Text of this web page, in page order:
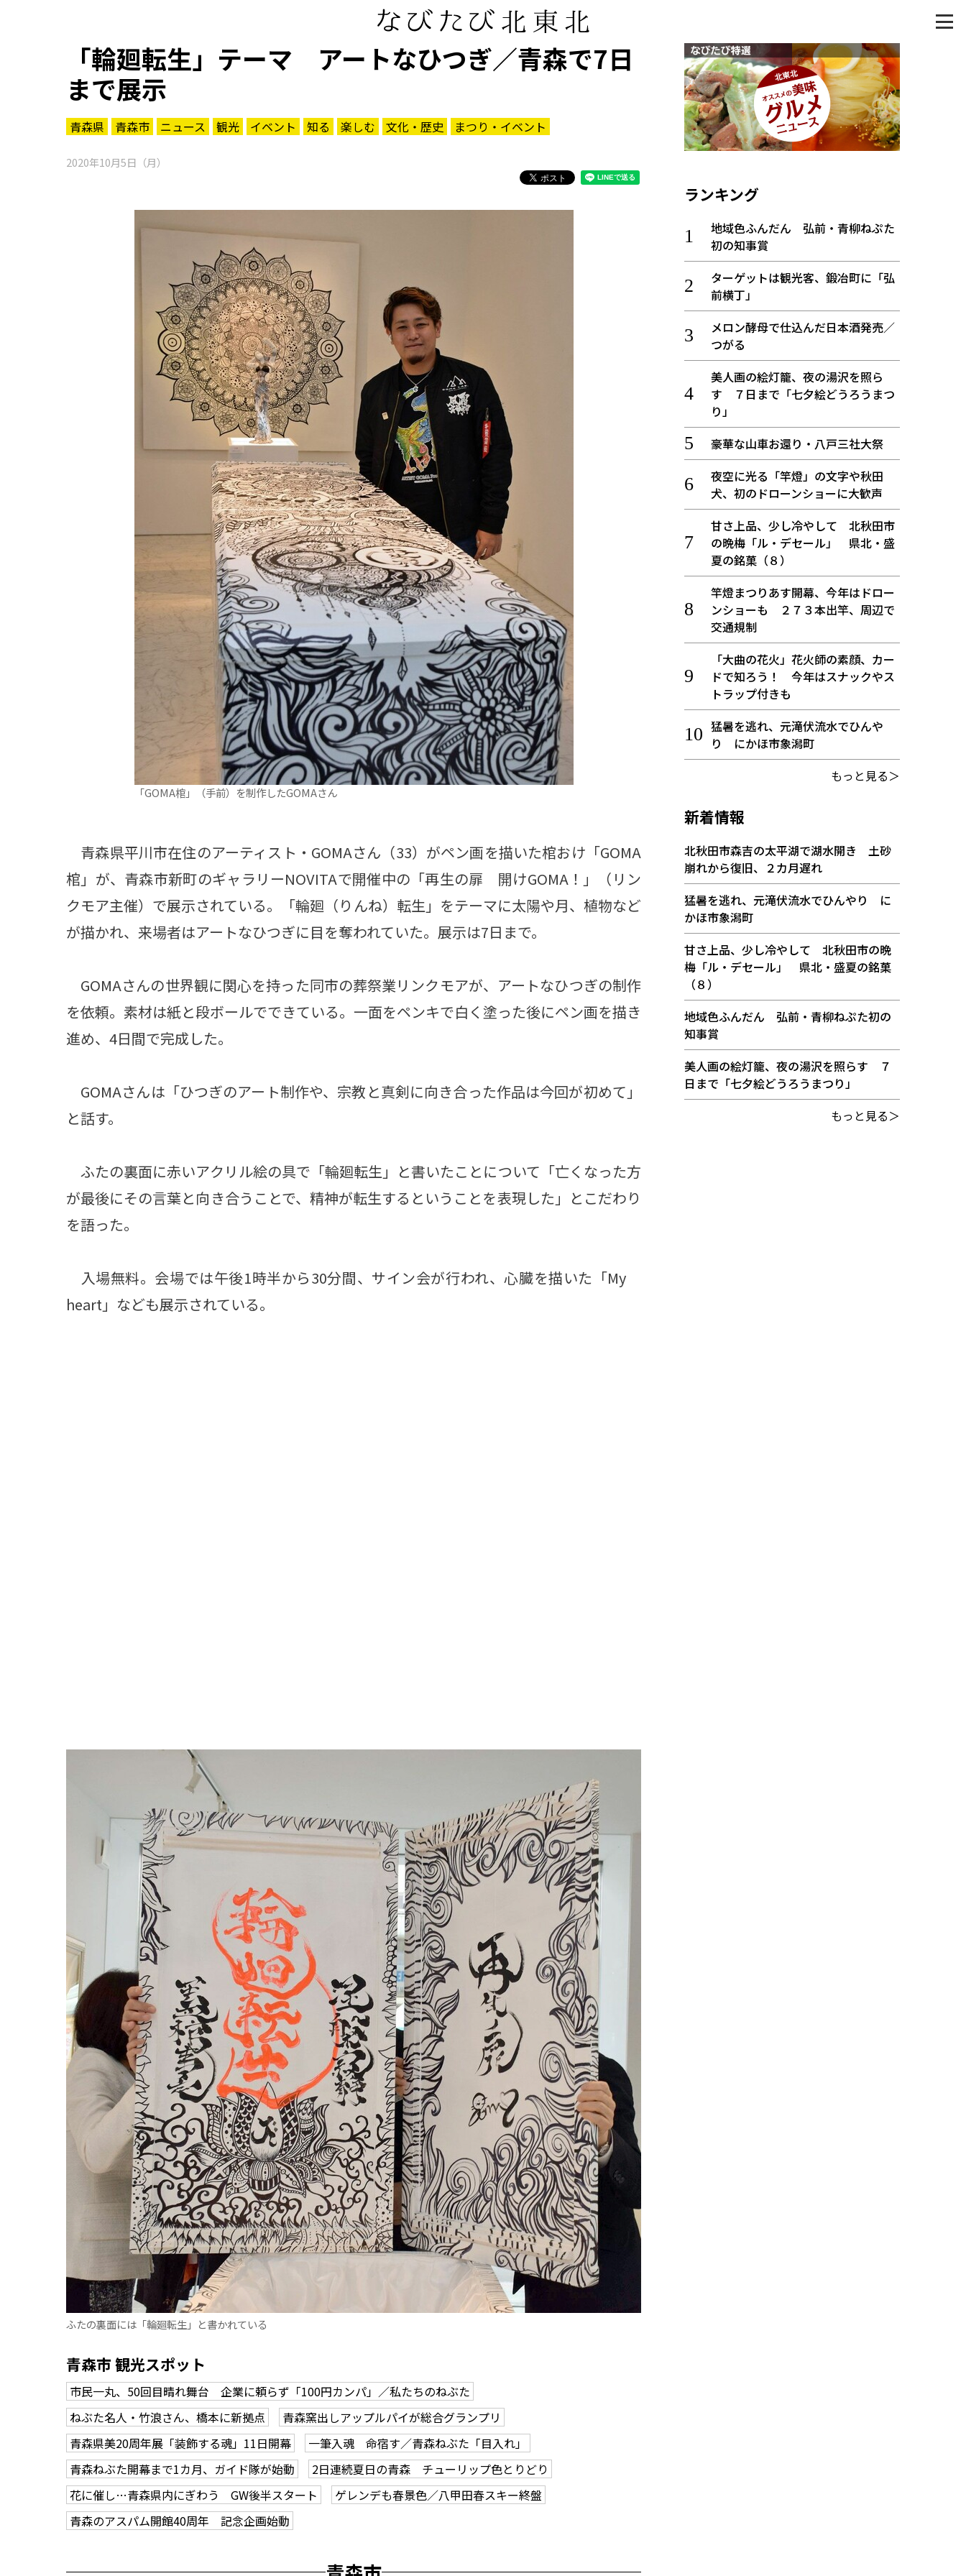
「輪廻転生」テーマ アートなひつぎ／青森で7日
まで展示
青森県 青森市 ニュース 観光 イベント 知る 楽しむ 文化・歴史 まつり・イベント
2020年10月5日（月）
「GOMA棺」（手前）を制作したGOMAさん
青森県平川市在住のアーティスト・GOMAさん（33）がペン画を描いた棺おけ「GOMA
棺」が、青森市新町のギャラリーNOVITAで開催中の「再生の扉 開けGOMA！」（リン
クモア主催）で展示されている。「輪廻（りんね）転生」をテーマに太陽や月、植物など
が描かれ、来場者はアートなひつぎに目を奪われていた。展示は7日まで。
GOMAさんの世界観に関心を持った同市の葬祭業リンクモアが、アートなひつぎの制作
を依頼。素材は紙と段ボールでできている。一面をペンキで白く塗った後にペン画を描き
進め、4日間で完成した。
GOMAさんは「ひつぎのアート制作や、宗教と真剣に向き合った作品は今回が初めて」
と話す。
ふたの裏面に赤いアクリル絵の具で「輪廻転生」と書いたことについて「亡くなった方
が最後にその言葉と向き合うことで、精神が転生するということを表現した」とこだわり
を語った。
入場無料。会場では午後1時半から30分間、サイン会が行われ、心臓を描いた「My
heart」なども展示されている。
ふたの裏面には「輪廻転生」と書かれている
青森市 観光スポット
市民一丸、50回目晴れ舞台 企業に頼らず「100円カンパ」／私たちのねぶた
ねぶた名人・竹浪さん、橋本に新拠点
青森窯出しアップルパイが総合グランプリ
青森県美20周年展「装飾する魂」11日開幕
一筆入魂 命宿す／青森ねぶた「目入れ」
青森ねぶた開幕まで1カ月、ガイド隊が始動
2日連続夏日の青森 チューリップ色とりどり
花に催し…青森県内にぎわう GW後半スタート
ゲレンデも春景色／八甲田春スキー終盤
青森のアスパム開館40周年 記念企画始動
ランキング
地域色ふんだん 弘前・青柳ねぷた
初の知事賞
ターゲットは観光客、鍛冶町に「弘
前横丁」
メロン酵母で仕込んだ日本酒発売／
つがる
美人画の絵灯籠、夜の湯沢を照ら
す ７日まで「七夕絵どうろうまつ
り」
豪華な山車お還り・八戸三社大祭
夜空に光る「竿燈」の文字や秋田
犬、初のドローンショーに大歓声
甘さ上品、少し冷やして 北秋田市
の晩梅「ル・デセール」 県北・盛
夏の銘菓（８）
竿燈まつりあす開幕、今年はドロー
ンショーも ２７３本出竿、周辺で
交通規制
「大曲の花火」花火師の素顔、カー
ドで知ろう！ 今年はスナックやス
トラップ付きも
猛暑を逃れ、元滝伏流水でひんや
り にかほ市象潟町
もっと見る＞
新着情報
北秋田市森吉の太平湖で湖水開き 土砂
崩れから復旧、２カ月遅れ
猛暑を逃れ、元滝伏流水でひんやり に
かほ市象潟町
甘さ上品、少し冷やして 北秋田市の晩
梅「ル・デセール」 県北・盛夏の銘菓
（８）
地域色ふんだん 弘前・青柳ねぷた初の
知事賞
美人画の絵灯籠、夜の湯沢を照らす ７
日まで「七夕絵どうろうまつり」
もっと見る＞